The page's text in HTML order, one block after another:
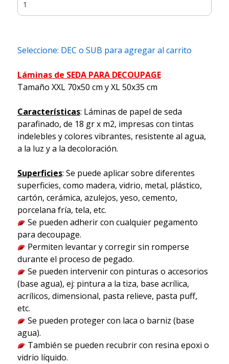
Seleccione: DEC o SUB para agregar al carrito
Láminas de SEDA PARA DECOUPAGE
Tamaño XXL 70x50 cm y XL 50x35 cm
Características: Láminas de papel de seda
parafinado, de 18 gr x m2, impresas con tintas
indelebles y colores vibrantes, resistente al agua,
a la luz y a la decoloración.
Superficies: Se puede aplicar sobre diferentes
superficies, como madera, vidrio, metal, plástico,
cartón, cerámica, azulejos, yeso, cemento,
porcelana fría, tela, etc.
Se pueden adherir con cualquier pegamento
para decoupage.
Permiten levantar y corregir sin romperse
durante el proceso de pegado.
Se pueden intervenir con pinturas o accesorios
(base agua), ej: pintura a la tiza, base acrílica,
acrílicos, dimensional, pasta relieve, pasta puff,
etc.
Se pueden proteger con laca o barniz (base
agua).
También se pueden recubrir con resina epoxi o
vidrio líquido.